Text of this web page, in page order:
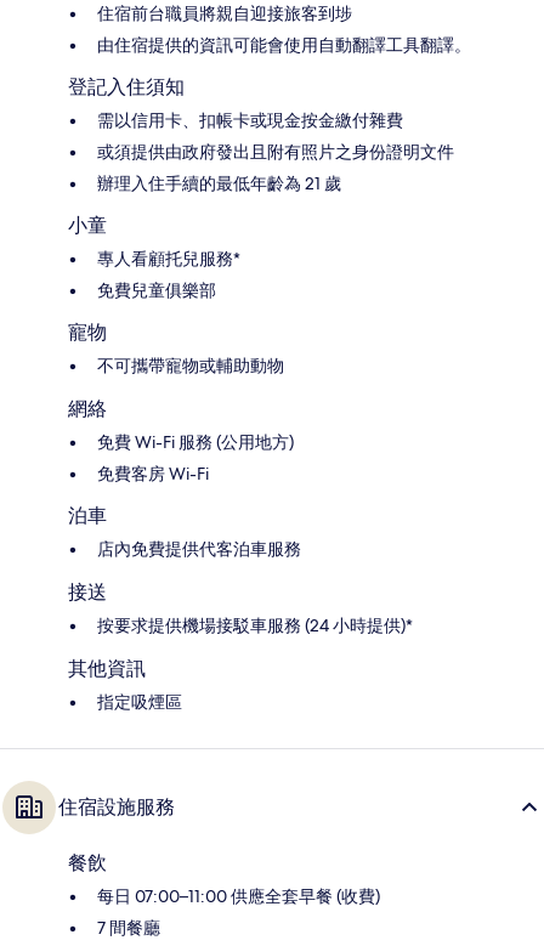
住宿前台職員將親自迎接旅客到埗
由住宿提供的資訊可能會使用自動翻譯工具翻譯。
登記入住須知
需以信用卡、扣帳卡或現金按金繳付雜費
或須提供由政府發出且附有照片之身份證明文件
辦理入住手續的最低年齡為 21 歲
小童
專人看顧托兒服務*
免費兒童俱樂部
寵物
不可攜帶寵物或輔助動物
網絡
免費 Wi-Fi 服務 (公用地方)
免費客房 Wi-Fi
泊車
店內免費提供代客泊車服務
接送
按要求提供機場接駁車服務 (24 小時提供)*
其他資訊
指定吸煙區
住宿設施服務
餐飲
每日 07:00–11:00 供應全套早餐 (收費)
7 間餐廳